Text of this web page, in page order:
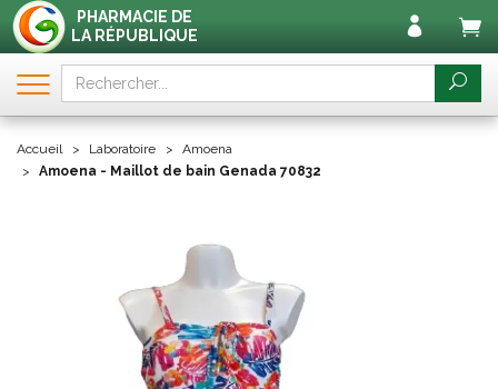
PHARMACIE DE
LA RÉPUBLIQUE
Accueil Laboratoire
Amoena
Amoena - Maillot de bain Genada 70832